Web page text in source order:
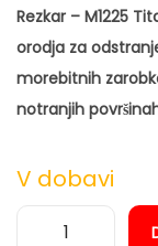
Rezkar – M1225
orodja za
morebitnih
notranjih
V dobavi